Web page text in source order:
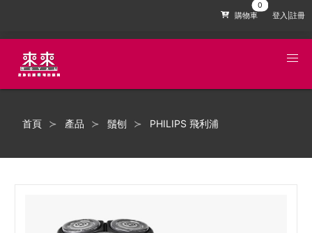
購物車 登入|註冊
首頁 產品 鬚刨 PHILIPS 飛利浦